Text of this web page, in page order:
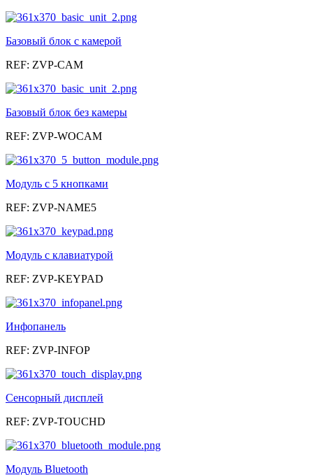
Базовый блок с камерой
REF: ZVP-CAM
Базовый блок без камеры
REF: ZVP-WOCAM
Модуль с 5 кнопками
REF: ZVP-NAME5
Модуль с клавиатурой
REF: ZVP-KEYPAD
Инфопанель
REF: ZVP-INFOP
Сенсорный дисплей
REF: ZVP-TOUCHD
Модуль Bluetooth